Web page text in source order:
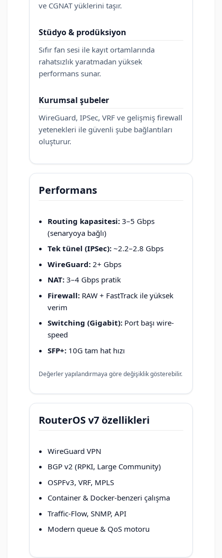
ve CGNAT yüklerini taşır.
Stüdyo & prodüksiyon
Sıfır fan sesi ile kayıt ortamlarında
rahatsızlık yaratmadan yüksek
performans sunar.
Kurumsal şubeler
WireGuard, IPSec, VRF ve gelişmiş firewall
yetenekleri ile güvenli şube bağlantıları
oluşturur.
Performans
Routing kapasitesi: 3–5 Gbps
(senaryoya bağlı)
Tek tünel (IPSec): ~2.2–2.8 Gbps
WireGuard: 2+ Gbps
NAT: 3–4 Gbps pratik
Firewall: RAW + FastTrack ile yüksek
verim
Switching (Gigabit): Port başı wire-
speed
SFP+: 10G tam hat hızı
Değerler yapılandırmaya göre değişiklik gösterebilir.
RouterOS v7 özellikleri
WireGuard VPN
BGP v2 (RPKI, Large Community)
OSPFv3, VRF, MPLS
Container & Docker-benzeri çalışma
Traffic-Flow, SNMP, API
Modern queue & QoS motoru